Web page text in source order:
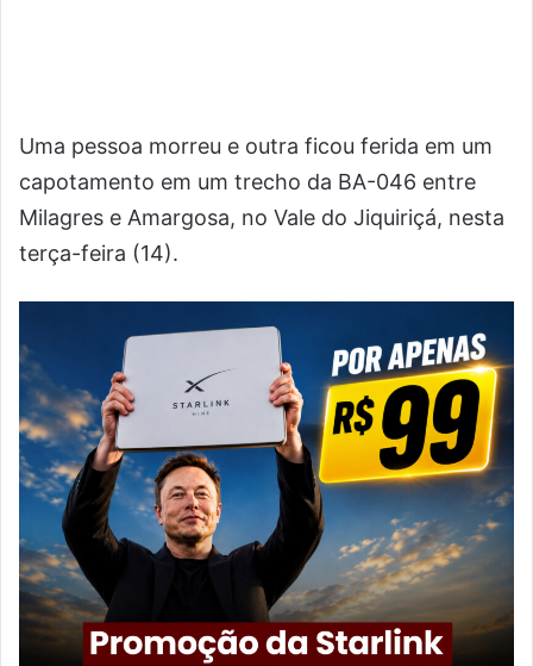
Uma pessoa morreu e outra ficou ferida em um
capotamento em um trecho da BA-046 entre
Milagres e Amargosa, no Vale do Jiquiriçá, nesta
terça-feira (14).